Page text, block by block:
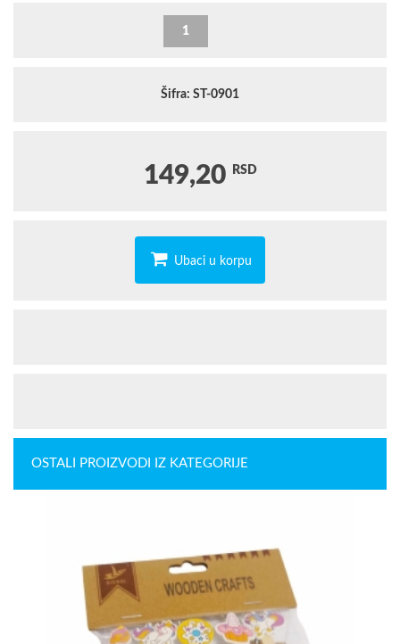
Šifra: ST-0901
149,20 RSD
Ubaci u korpu
OSTALI PROIZVODI IZ KATEGORIJE